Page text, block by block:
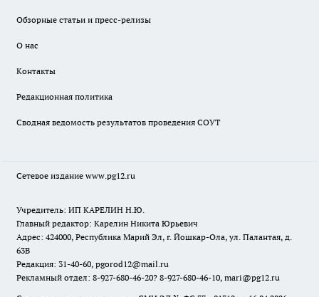
Обзорные статьи и пресс-релизы
О нас
Контакты
Редакционная политика
Сводная ведомость результатов проведения СОУТ
Сетевое издание www.pg12.ru
Учредитель: ИП КАРЕЛИН Н.Ю.
Главный редактор: Карелин Никита Юрьевич
Адрес: 424000, Республика Марий Эл, г. Йошкар-Ола, ул. Палантая, д.
63В
Редакция: 31-40-60, pgorod12@mail.ru
Рекламный отдел: 8-927-680-46-20? 8-927-680-46-10, mari@pg12.ru